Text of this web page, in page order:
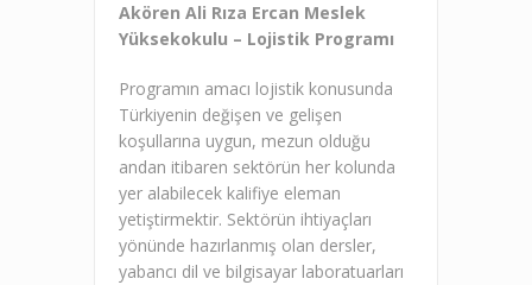
Akören Ali Rıza Ercan Meslek
Yüksekokulu – Lojistik Programı
Programın amacı lojistik konusunda
Türkiyenin değişen ve gelişen
koşullarına uygun, mezun olduğu
andan itibaren sektörün her kolunda
yer alabilecek kalifiye eleman
yetiştirmektir. Sektörün ihtiyaçları
yönünde hazırlanmış olan dersler,
yabancı dil ve bilgisayar laboratuarları